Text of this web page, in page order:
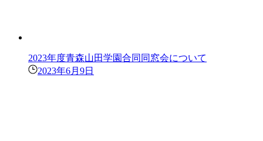
2023年度青森山田学園合同同窓会について
2023年6月9日